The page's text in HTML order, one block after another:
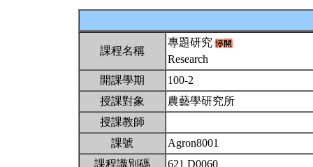
課程名稱
專題研究
Research
開課學期
100-2
授課對象
農藝學研究所
授課教師
課號
Agron8001
課程識別碼
621 D0060